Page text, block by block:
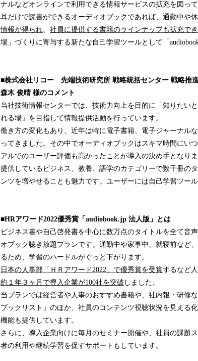
ナルなどオンラインで利用できる情報サービスの拡充を図って
耳だけで読書ができるオーディオブックであれば、 通勤中や
情報が得られ、 社員に提供する書籍のラインナップも拡充で
場」づくりに寄与する新たな自己学習ツールとして「
■株式会社リコー 先端技術研究所 戦略統括センター 戦略推
森木 俊晴 様のコメント
当社技術情報センターでは、技術力向上を目的に「知りたい
れる場」を目指して情報提供活動を行っています。
働き方の変化もあり、近年は特に電子書籍、電子ジャーナル
ってきました。その中でオーディオブックはスキマ時間にい
アルでのユーザー評価も高かったことが導入の決め手となり
提供しているビジネス、教養、語学のカテゴリーで数千冊の
ンツを増やせることも魅力です。ユーザーには自己学習ツー
■HRアワード2022優秀賞「audiobook.jp 法人版」とは
ビジネス書や自己啓発書を中心に数万点のタイトルを全て音
オブック聴き放題プランです。通勤中や家事中、就寝前など
るため、学習のハードルがぐっと下がります。
日本の人事部「ＨＲアワード2022」で優秀賞を受賞するなど
約１年３ヶ月で導入企業が100社を突破 しました。
当プランでは経営者や人事のおすすめ書籍や、社内報・研修
ブックリスト」のほか、社員のコンテンツ視聴状況を見える
機能も提供しています。
さらに、導入企業向けに毎月のセミナー開催や、社員の課題
者の利用や継続学習を促すサポートもしています。